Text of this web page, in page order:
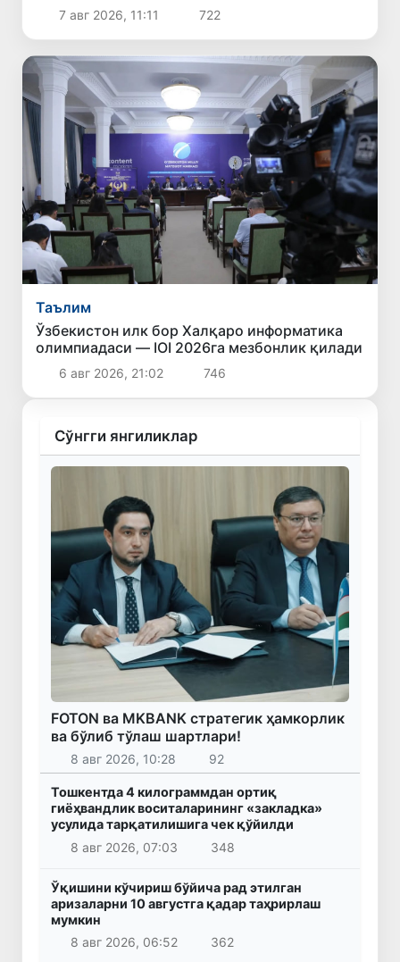
7 авг 2026, 11:11 722
Таълим
Ўзбекистон илк бор Халқаро информатика
олимпиадаси — IOI 2026га мезбонлик қилади
6 авг 2026, 21:02 746
Сўнгги янгиликлар
FOTON ва MKBANK стратегик ҳамкорлик
ва бўлиб тўлаш шартлари!
8 авг 2026, 10:28 92
Тошкентда 4 килограммдан ортиқ
гиёҳвандлик воситаларининг «закладка»
усулида тарқатилишига чек қўйилди
8 авг 2026, 07:03
348
Ўқишини кўчириш бўйича рад этилган
аризаларни 10 августга қадар таҳрирлаш
мумкин
8 авг 2026, 06:52
362